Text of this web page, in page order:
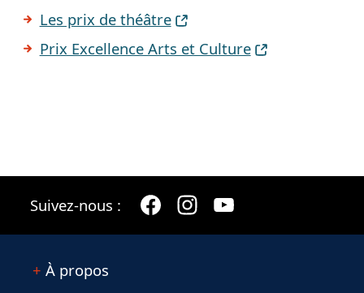
Les prix de théâtre
Prix Excellence Arts et Culture
Suivez-nous :
À propos